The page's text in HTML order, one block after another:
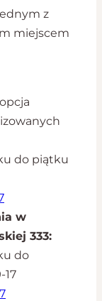
z
miejscem
do piątku
w
333:
do
17